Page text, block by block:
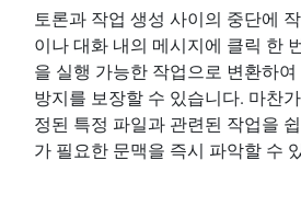
토론과 작업 생성 사이의 중단에
이나 대화 내의 메시지에 클릭 한
을 실행 가능한 작업으로 변환하
방지를 보장할 수 있습니다. 마찬
정된 특정 파일과 관련된 작업을
가 필요한 문맥을 즉시 파악할 수